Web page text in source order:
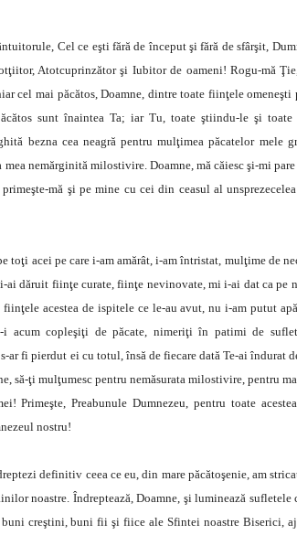
Cel ce eşti fără de început şi fără de sfârşit,
Atotcuprinzător şi Iubitor de oameni! Rogu-mă
cel mai păcătos, Doamne, dintre toate fiinţele omeneşti
sunt înaintea Ta; iar Tu, toate ştiindu-le şi toate
bezna cea neagră pentru mulţimea păcatelor mele
nemărginită milostivire. Doamne, mă căiesc şi-mi
mă şi pe mine cu cei din ceasul al
acei pe care i-am amărât, i-am întristat, mulţime de
dăruit fiinţe curate, fiinţe nevinovate, mi i-ai dat ca pe
acestea de ispitele ce le-au avut, nu i-am putut
i acum copleşiţi de păcate, nimeriţi în patimi de
ar fi pierdut ei cu totul, însă de fiecare dată Te-ai îndurat
să-ţi mulţumesc pentru nemăsurata milostivire, pentru
Primeşte, Preabunule Dumnezeu, pentru toate
nostru!
definitiv ceea ce eu, din mare păcătoşenie, am
noastre. Îndreptează, Doamne, şi luminează
creştini, buni fii şi fiice ale Sfintei noastre Biserici,